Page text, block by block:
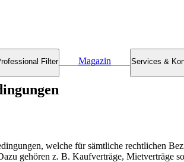
Filter Magazin Services &
welche für sämtliche rechtlichen
gehören z. B. Kaufverträge, Mietverträge